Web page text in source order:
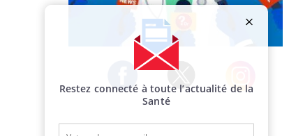
Facebook Twitter
Restez connecté à toute l’actualité de la
Santé